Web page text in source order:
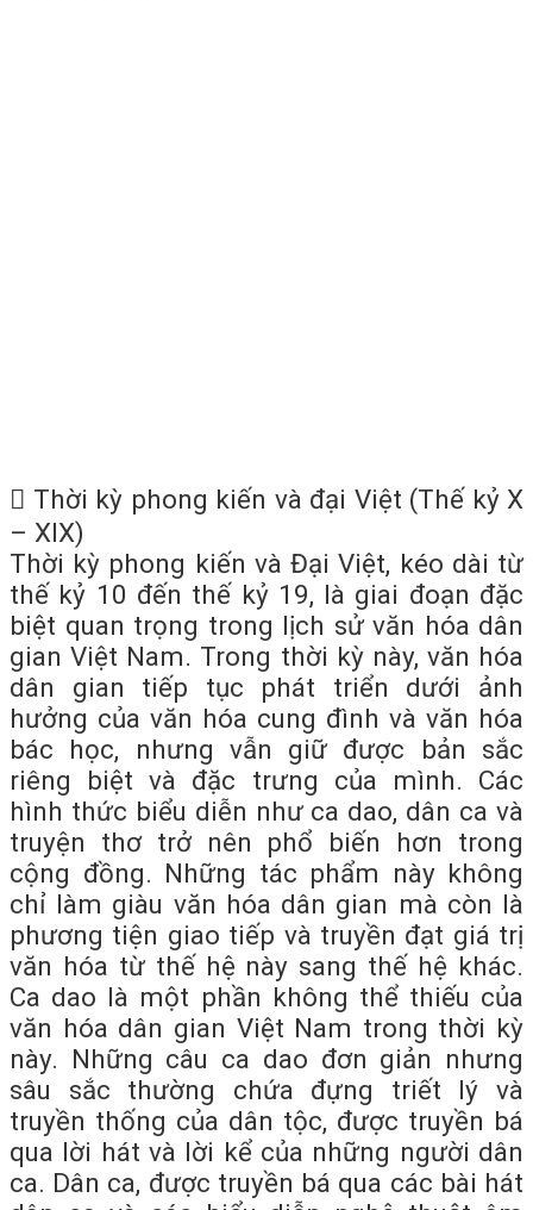
 Thời kỳ phong kiến và đại Việt (Thế kỷ X
– XIX)
Thời kỳ phong kiến và Đại Việt, kéo dài từ
thế kỷ 10 đến thế kỷ 19, là giai đoạn đặc
biệt quan trọng trong lịch sử văn hóa dân
gian Việt Nam. Trong thời kỳ này, văn hóa
dân gian tiếp tục phát triển dưới ảnh
hưởng của văn hóa cung đình và văn hóa
bác học, nhưng vẫn giữ được bản sắc
riêng biệt và đặc trưng của mình. Các
hình thức biểu diễn như ca dao, dân ca và
truyện thơ trở nên phổ biến hơn trong
cộng đồng. Những tác phẩm này không
chỉ làm giàu văn hóa dân gian mà còn là
phương tiện giao tiếp và truyền đạt giá trị
văn hóa từ thế hệ này sang thế hệ khác.
Ca dao là một phần không thể thiếu của
văn hóa dân gian Việt Nam trong thời kỳ
này. Những câu ca dao đơn giản nhưng
sâu sắc thường chứa đựng triết lý và
truyền thống của dân tộc, được truyền bá
qua lời hát và lời kể của những người dân
ca. Dân ca, được truyền bá qua các bài hát